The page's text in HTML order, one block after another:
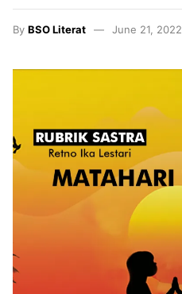
By BSO Literat June 21, 2022